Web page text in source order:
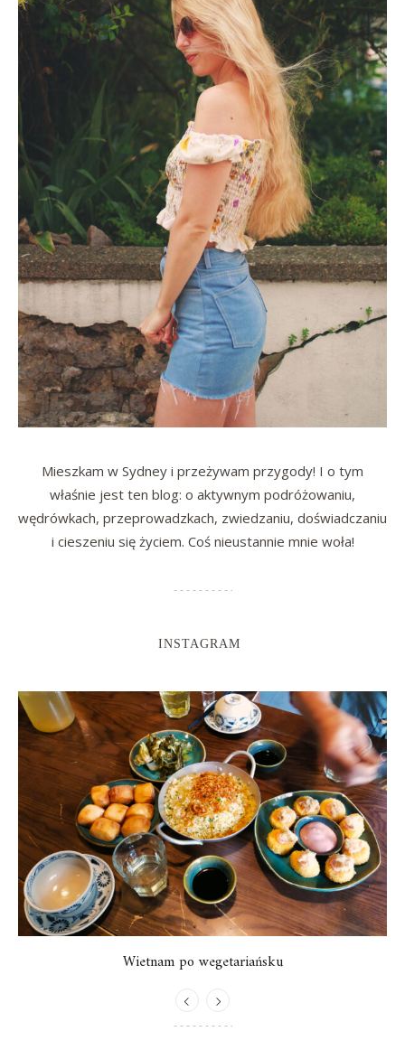
Mieszkam w Sydney i przeżywam przygody! I o tym
właśnie jest ten blog: o aktywnym podróżowaniu,
wędrówkach, przeprowadzkach, zwiedzaniu, doświadczaniu
i cieszeniu się życiem. Coś nieustannie mnie woła!
INSTAGRAM
Wietnam po wegetariańsku